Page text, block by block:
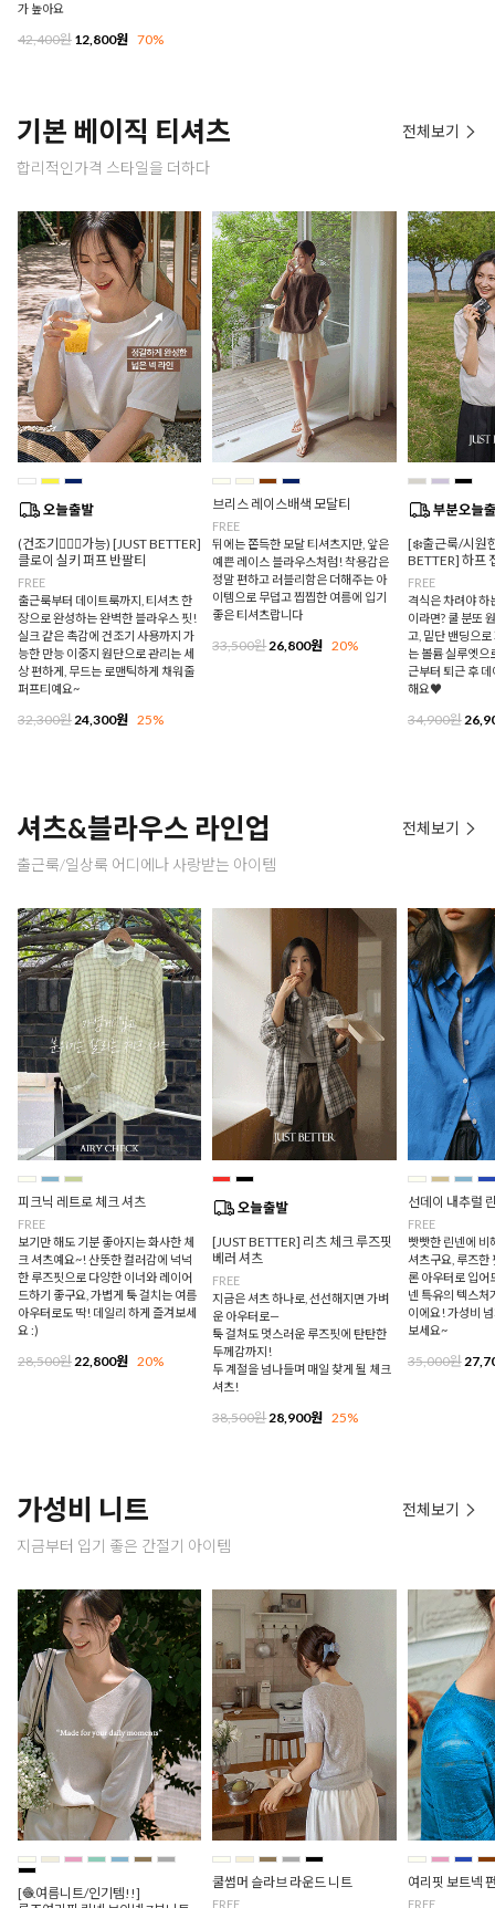
가 높아요
42,400원 12,800원 70%
기본 베이직 티셔츠
합리적인가격 스타일을 더하다
전체보기
(건조기🙆🏻‍♀️가능) [JUST BETTER]
클로이 실키 퍼프 반팔티
FREE
출근룩부터 데이트룩까지, 티셔츠 한
장으로 완성하는 완벽한 블라우스 핏!
실크 같은 촉감에 건조기 사용까지 가
능한 만능 이중지 원단으로 관리는 세
상 편하게, 무드는 로맨틱하게 채워줄
퍼프티예요~
32,300원24,300원 25%
브리스 레이스배색 모달티
FREE
뒤에는 쫀득한 모달 티셔츠지만, 앞은
예쁜 레이스 블라우스처럼! 착용감은
정말 편하고 러블리함은 더해주는 아
이템으로 무덥고 찝찝한 여름에 입기
좋은 티셔츠랍니다
33,500원26,800원 20%
[❄️출근룩/시원
BETTER] 하프
FREE
격식은 차려야 하
이라면? 쿨 분또
고, 밑단 밴딩으
는 볼륨 실루엣으
근부터 퇴근 후
해요♥
34,900원
셔츠&블라우스 라인업
출근룩/일상룩 어디에나 사랑받는 아이템
전체보기
피크닉 레트로 체크 셔츠
FREE
보기만 해도 기분 좋아지는 화사한 체
크 셔츠예요~! 산뜻한 컬러감에 넉넉
한 루즈핏으로 다양한 이너와 레이어
드하기 좋구요, 가볍게 툭 걸치는 여름
아우터로도 딱! 데일리 하게 즐겨보세
요 :)
28,500원 22,800원 20%
[JUST BETTER] 리츠 체크 루즈핏
베러 셔츠
FREE
지금은 셔츠 하나로, 선선해지면 가벼
운 아우터로—
툭 걸쳐도 멋스러운 루즈핏에 탄탄한
두께감까지!
두 계절을 넘나들며 매일 찾게 될 체크
셔츠!
38,500원28,900원 25%
선데이 내추럴
FREE
빳빳한 린넨에 비
셔츠구요, 루즈한
론 아우터로 입어
넨 특유의 텍스처
이에요! 가성비
보세요~
35,000원
가성비 니트
지금부터 입기 좋은 간절기 아이템
전체보기
[🧶여름니트/인기템!!]
쿨썸머 슬라브 라운드 니트
FREE
여리핏 보트넥
FREE